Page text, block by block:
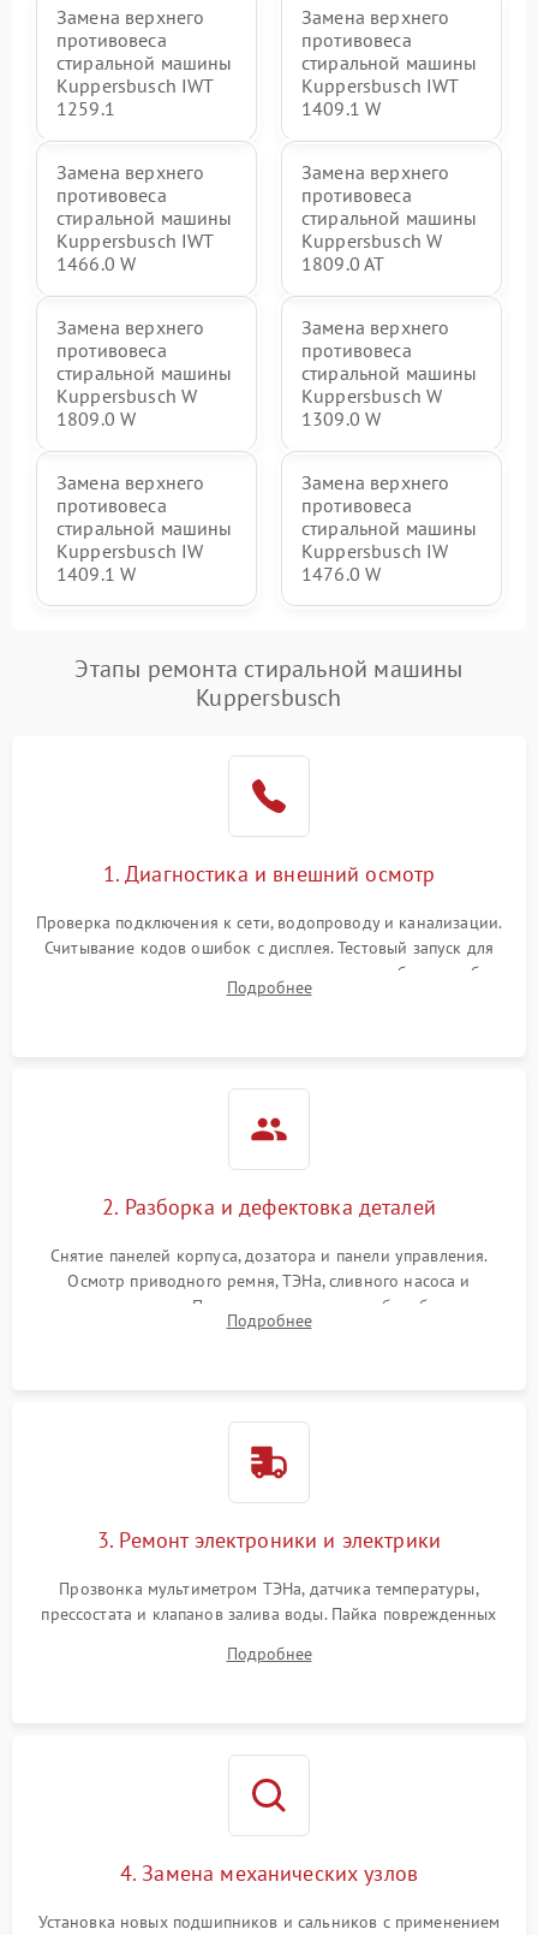
Замена верхнего
противовеса
стиральной машины
Kuppersbusch IWT
1259.1
Замена верхнего
противовеса
стиральной машины
Kuppersbusch IWT
1409.1 W
Замена верхнего
противовеса
стиральной машины
Kuppersbusch IWT
1466.0 W
Замена верхнего
противовеса
стиральной машины
Kuppersbusch W
1809.0 AT
Замена верхнего
противовеса
стиральной машины
Kuppersbusch W
1809.0 W
Замена верхнего
противовеса
стиральной машины
Kuppersbusch W
1309.0 W
Замена верхнего
противовеса
стиральной машины
Kuppersbusch IW
1409.1 W
Замена верхнего
противовеса
стиральной машины
Kuppersbusch IW
1476.0 W
Этапы ремонта стиральной машины
Kuppersbusch
1. Диагностика и внешний осмотр
Проверка подключения к сети, водопроводу и канализации.
Считывание кодов ошибок с дисплея. Тестовый запуск для
выявления посторонних шумов, протечек или сбоев в работе
электронного модуля управления.
Подробнее
2. Разборка и дефектовка деталей
Снятие панелей корпуса, дозатора и панели управления.
Осмотр приводного ремня, ТЭНа, сливного насоса и
амортизаторов. Проверка подшипников барабана и
крестовины на износ, а манжеты люка на разрывы.
Подробнее
3. Ремонт электроники и электрики
Прозвонка мультиметром ТЭНа, датчика температуры,
прессостата и клапанов залива воды. Пайка поврежденных
Восстановление целостности проводки и контактов.
Подробнее
4. Замена механических узлов
Установка новых подшипников и сальников с применением